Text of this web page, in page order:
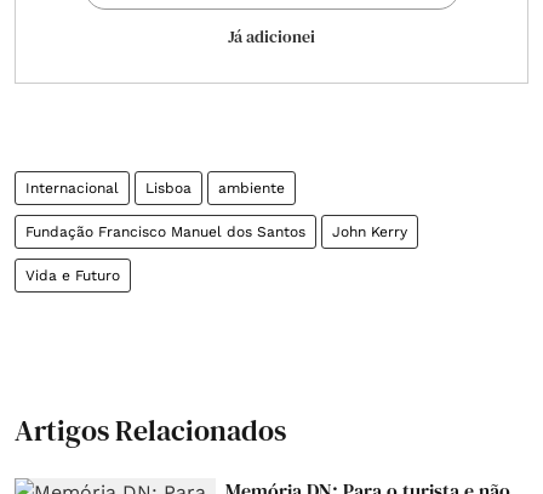
Já adicionei
Internacional Lisboa ambiente
Fundação Francisco Manuel dos Santos John Kerry
Vida e Futuro
Artigos Relacionados